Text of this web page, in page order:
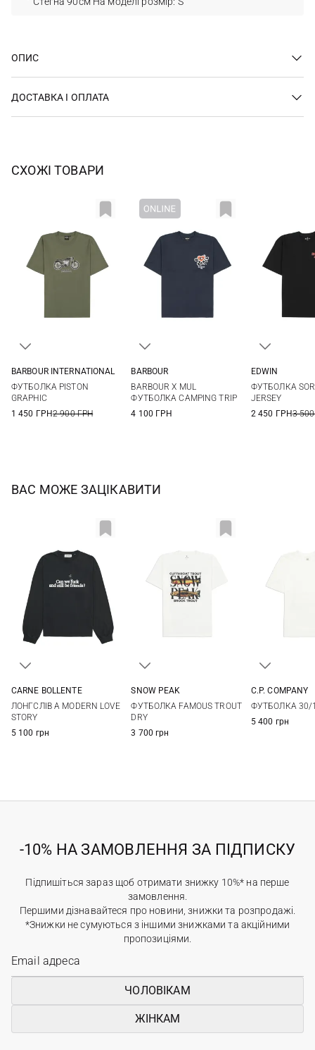
ОПИС
ДОСТАВКА І ОПЛАТА
СХОЖІ ТОВАРИ
BARBOUR INTERNATIONAL
ФУТБОЛКА PISTON
GRAPHIC
1 450 ГРН2 900 ГРН
XXL
BARBOUR
BARBOUR X MUL
ФУТБОЛКА CAMPING TRIP
4 100 ГРН
XXL
EDWIN
ФУТБОЛКА
JERSEY
2 450 ГРН3
ВАС МОЖЕ ЗАЦІКАВИТИ
XXL
CARNE BOLLENTE
ЛОНГСЛІВ A MODERN LOVE
STORY
5 100 грн
SNOW PEAK
ФУТБОЛКА FAMOUS TROUT
DRY
3 700 грн
C.P. COMPANY
ФУТБОЛКА 30/1
5 400 грн
-10% НА ЗАМОВЛЕННЯ ЗА ПІДПИСКУ
Підпишіться зараз щоб отримати знижку 10%* на перше
замовлення.
Першими дізнавайтеся про новини, знижки та розпродажі.
*Знижки не сумуються з іншими знижками та акційними
пропозиціями.
ЧОЛОВІКАМ
ЖІНКАМ